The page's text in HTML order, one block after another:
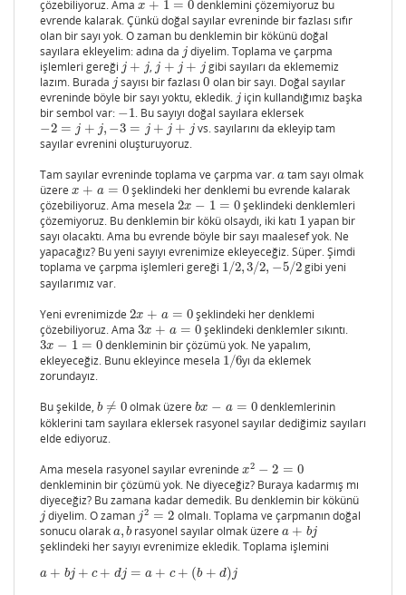
çözebiliyoruz. Ama x + 1 = 0
x+ 1= 0
denklemini çözemiyoruz bu
evrende kalarak. Çünkü doğal sayılar evreninde bir fazlası sıfır
olan bir sayı yok. O zaman bu denklemin bir kökünü doğal
sayılara ekleyelim: adına da j
j diyelim. Toplama ve çarpma
işlemleri gereği j + j
j+ j , j + j + j
j+ j+j
gibi sayıları da eklememiz
lazım. Burada j
j sayısı bir fazlası0
0 olan bir sayı. Doğal sayılar
evreninde böyle bir sayı yoktu, ekledik. j
j için kullandığımız başka
bir sembol var: −1
−1 . Bu sayıyı doğal sayılara eklersek
−2 = j + j, −3 = j + j + j
−2= +j −3=j +j+j
vs. sayılarını da ekleyip tam
sayılar evrenini oluşturuyoruz.
Tam sayılar evreninde toplama ve çarpma var. a
a tam sayı olmak
üzere x + a = 0
x+ a= 0
şeklindeki her denklemi bu evrende kalarak
çözebiliyoruz. Ama mesela 2x − 1 = 0
2x− 1= 0
şeklindeki denklemleri
çözemiyoruz. Bu denklemin bir kökü olsaydı, iki katı 1
1yapan bir
sayı olacaktı. Ama bu evrende böyle bir sayı maalesef yok. Ne
yapacağız? Bu yeni sayıyı evrenimize ekleyeceğiz. Süper. Şimdi
toplama ve çarpma işlemleri gereği 1/2, 3/2, −5/2
1/2,3/2,−5 /2
gibi yeni
sayılarımız var.
Yeni evrenimizde 2x + a = 0
2x+ a= 0
şeklindeki her denklemi
çözebiliyoruz. Ama 3x + a = 0
3x+ a= 0
şeklindeki denklemler sıkıntı.
3x − 1 = 0
3x− 1= 0
denkleminin bir çözümü yok. Ne yapalım,
ekleyeceğiz. Bunu ekleyince mesela 1/6
1/6yı da eklemek
zorundayız.
Bu şekilde, b ≠ 0
b ≠0 olmak üzerebx − a = 0
bx−a=0
denklemlerinin
köklerini tam sayılara eklersek rasyonel sayılar dediğimiz sayıları
elde ediyoruz.
Ama mesela rasyonel sayılar evreninde x2 − 2 = 0
x2−2=0
denkleminin bir çözümü yok. Ne diyeceğiz? Buraya kadarmış mı
diyeceğiz? Bu zamana kadar demedik. Bu denklemin bir kökünü
j
j diyelim. O zaman j2 = 2
j2= 2
olmalı. Toplama ve çarpmanın doğal
sonucu olarak a, b
a,brasyonel sayılar olmak üzerea + bj
a+bj
şeklindeki her sayıyı evrenimize ekledik. Toplama işlemini
a + bj + c + dj = a + c + (b + d)j
a +bj+ c+d j=a+ c+( b+d) j